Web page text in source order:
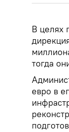
В целях
тогда
евро в